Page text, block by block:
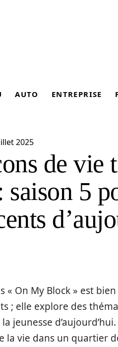
AUTO ENTREPRISE
2025
de vie
5
« On My Block » est
; elle explore des
jeunesse
la vie dans un quartier